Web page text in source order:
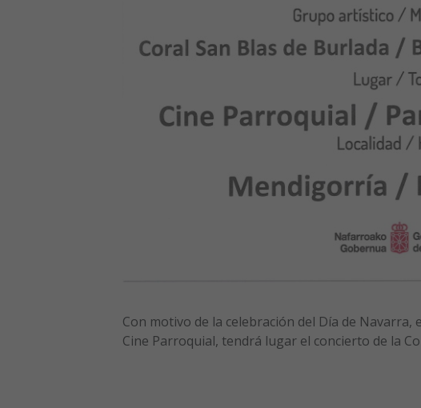
Con motivo de la celebración del Día de Navarra,
Cine Parroquial, tendrá lugar el concierto de la